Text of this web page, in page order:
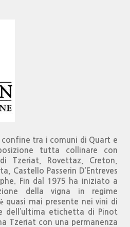
tra i comuni di Quart e
tutta collinare con
Tzeriat, Rovettaz, Creton,
Castello Passerin D’Entreves
Fin dal 1975 ha iniziato a
della vigna in regime
quasi mai presente nei vini di
dell’ultima etichetta di Pinot
Tzeriat con una permanenza